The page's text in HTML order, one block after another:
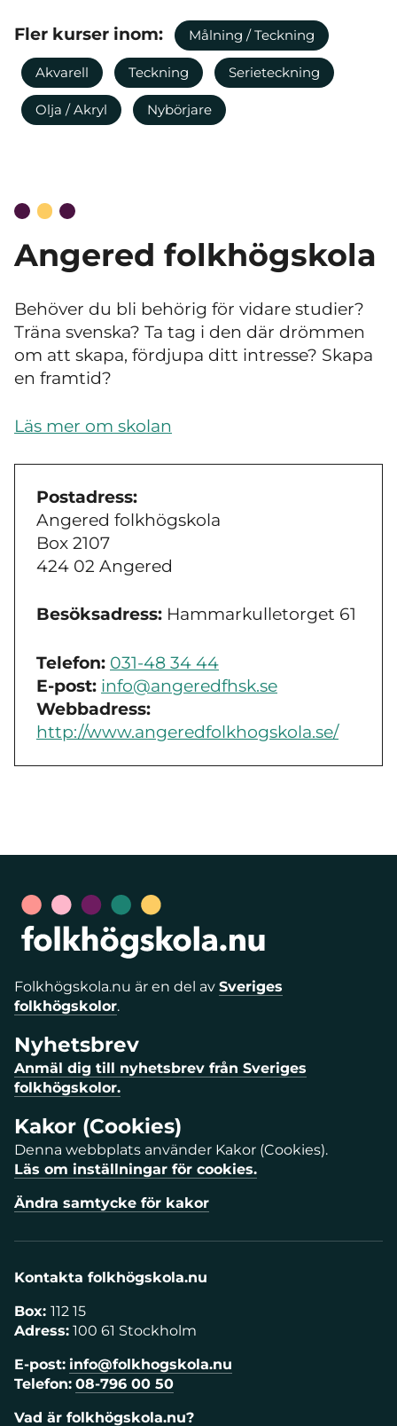
Fler kurser inom: Målning / Teckning
Akvarell Teckning Serieteckning
Olja / Akryl Nybörjare
Angered folkhögskola
Behöver du bli behörig för vidare studier?
Träna svenska? Ta tag i den där drömmen
om att skapa, fördjupa ditt intresse? Skapa
en framtid?
Läs mer om skolan
Postadress:
Angered folkhögskola
Box 2107
424 02 Angered
Besöksadress: Hammarkulletorget 61
Telefon: 031-48 34 44
E-post: info@angeredfhsk.se
Webbadress:
http://www.angeredfolkhogskola.se/
Folkhögskola.nu är en del av Sveriges
folkhögskolor.
Nyhetsbrev
Anmäl dig till nyhetsbrev från Sveriges
folkhögskolor.
Kakor (Cookies)
Denna webbplats använder Kakor (Cookies).
Läs om inställningar för cookies.
Ändra samtycke för kakor
Kontakta folkhögskola.nu
Box: 112 15
Adress: 100 61 Stockholm
E-post: info@folkhogskola.nu
Telefon: 08-796 00 50
Vad är folkhögskola.nu?